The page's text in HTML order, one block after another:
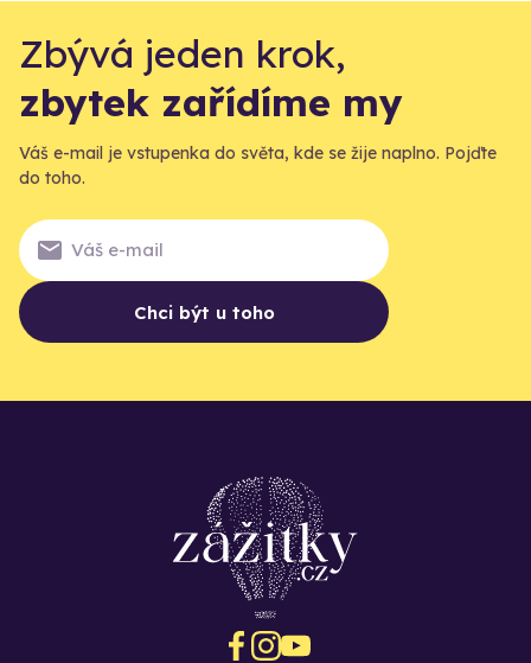
Zbývá jeden krok,
zbytek zařídíme my
Váš e-mail je vstupenka do světa, kde se žije naplno. Pojďte
do toho.
Chci být u toho